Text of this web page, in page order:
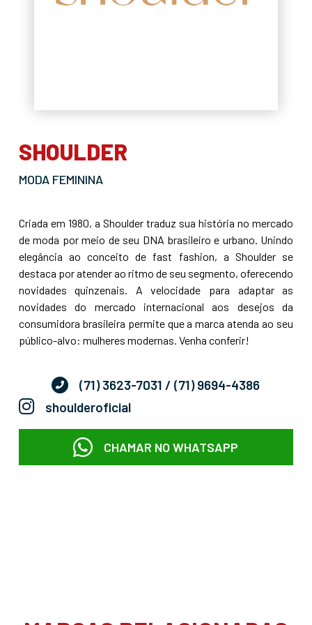
SHOULDER
MODA FEMININA
Criada em 1980, a Shoulder traduz sua história no mercado
de moda por meio de seu DNA brasileiro e urbano. Unindo
elegância ao conceito de fast fashion, a Shoulder se
destaca por atender ao ritmo de seu segmento, oferecendo
novidades quinzenais. A velocidade para adaptar as
novidades do mercado internacional aos desejos da
consumidora brasileira permite que a marca atenda ao seu
público-alvo: mulheres modernas. Venha conferir!
(71) 3623-7031 / (71) 9694-4386
shoulderoficial
CHAMAR NO WHATSAPP